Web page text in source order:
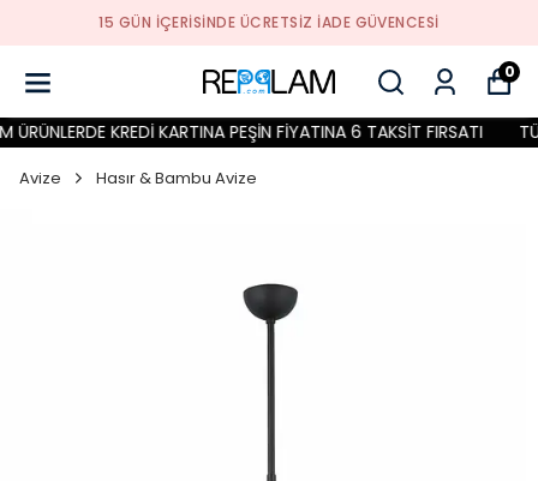
15 GÜN İÇERİSİNDE ÜCRETSİZ İADE GÜVENCESİ
0
KREDİ KARTINA PEŞİN FİYATINA 6 TAKSİT FIRSATI
Avize Hasır & Bambu Avize